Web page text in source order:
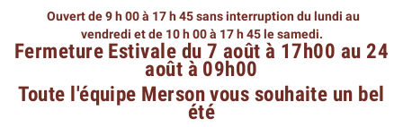
Ouvert de 9 h 00 à 17 h 45 sans interruption du lundi au
vendredi et de 10 h 00 à 17 h 45 le samedi.
Fermeture Estivale du 7 août à 17h00 au 24
août à 09h00
Toute l'équipe Mersonvous souhaite un bel
été